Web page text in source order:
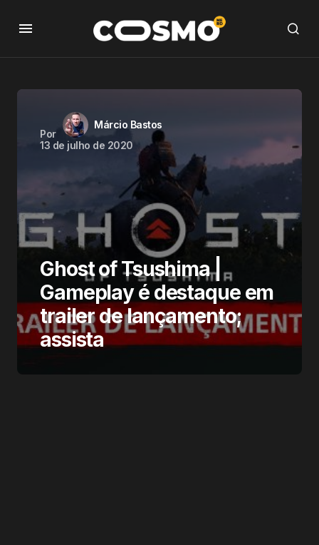
Por
Márcio Bastos
13 de julho de 2020
Ghost of Tsushima |
Gameplay é destaque em
trailer de lançamento;
assista